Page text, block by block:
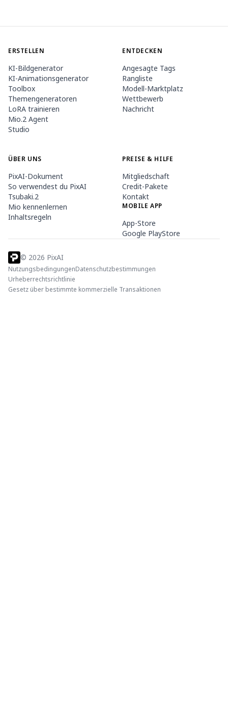
ERSTELLEN
KI-Bildgenerator
KI-Animationsgenerator
Toolbox
Themengeneratoren
LoRA trainieren
Mio.2 Agent
Studio
ENTDECKEN
Angesagte Tags
Rangliste
Modell-Marktplatz
Wettbewerb
Nachricht
ÜBER UNS
PixAI-Dokument
So verwendest du PixAI
Tsubaki.2
Mio kennenlernen
Inhaltsregeln
PREISE & HILFE
Mitgliedschaft
Credit-Pakete
Kontakt
MOBILE APP
App-Store
Google PlayStore
© 2026 PixAI
NutzungsbedingungenDatenschutzbestimmungen
Urheberrechtsrichtlinie
Gesetz über bestimmte kommerzielle Transaktionen